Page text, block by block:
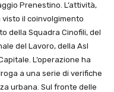
Prenestino. L’attività,
il coinvolgimento
della Squadra Cinofili, del
del Lavoro, della Asl
L’operazione ha
a una serie di verifiche
urbana. Sul fronte delle